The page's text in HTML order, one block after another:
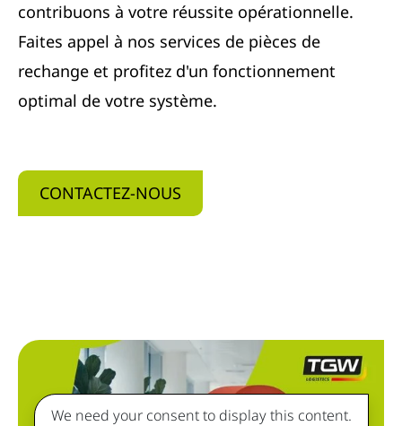
contribuons à votre réussite opérationnelle.
Faites appel à nos services de pièces de
rechange et profitez d'un fonctionnement
optimal de votre système.
CONTACTEZ-NOUS
We need your consent to display this content.